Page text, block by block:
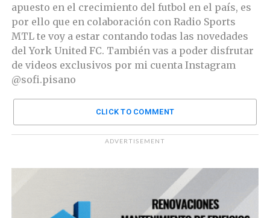
apuesto en el crecimiento del futbol en el país, es
por ello que en colaboración con Radio Sports
MTL te voy a estar contando todas las novedades
del York United FC. También vas a poder disfrutar
de videos exclusivos por mi cuenta Instagram
@sofi.pisano
CLICK TO COMMENT
ADVERTISEMENT